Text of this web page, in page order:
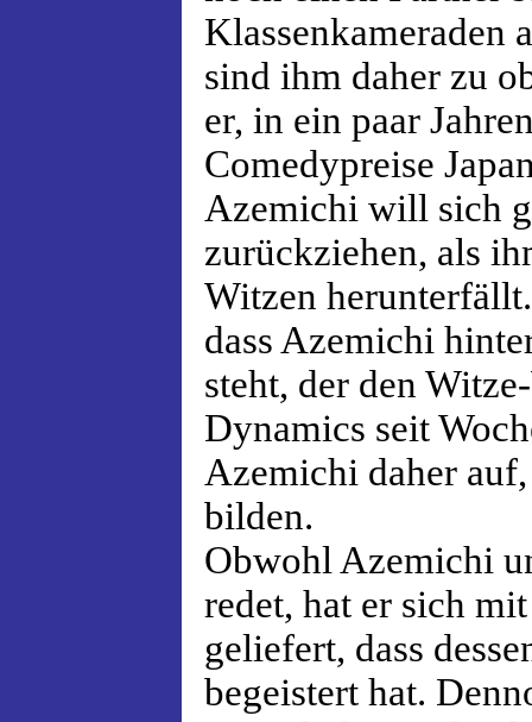
Klassenkameraden
sind ihm daher zu
er, in ein paar
Comedypreise
Azemichi will sich
zurückziehen, als
Witzen
dass Azemichi
steht, der den
Dynamics seit
Azemichi daher
bilden.
Obwohl Azemichi
redet, hat er sich
geliefert, dass
begeistert hat.